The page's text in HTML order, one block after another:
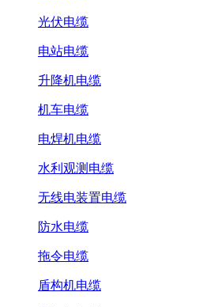
光伏电缆
电站电缆
升降机电缆
机车电缆
电焊机电缆
水利观测电缆
无线电装置电缆
防水电缆
拖令电缆
盾构机电缆